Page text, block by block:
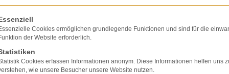
eine Liste der Service-Gruppen, für die eine
Cookies ermöglichen grundlegende Funktionen und sind für die
der Website erforderlich.
Cookies erfassen Informationen anonym. Diese Informationen helfen uns
wie unsere Besucher unsere Website nutzen.